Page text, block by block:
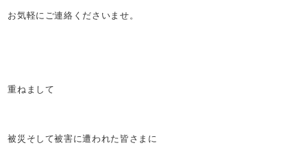
お気軽にご連絡くださいませ。
重ねまして
被災そして被害に遭われた皆さまに